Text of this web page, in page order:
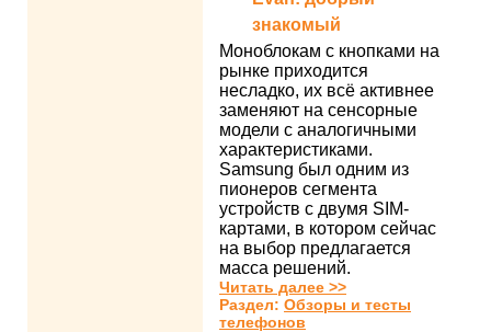
знакомый
Моноблокам с кнопками на
рынке приходится
несладко, их всё активнее
заменяют на сенсорные
модели с аналогичными
характеристиками.
Samsung был одним из
пионеров сегмента
устройств с двумя SIM-
картами, в котором сейчас
на выбор предлагается
масса решений.
Читать далее >>
Раздел: Обзоры и тесты
телефонов